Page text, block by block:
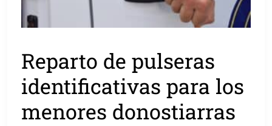
Reparto de pulseras
identificativas para los
menores donostiarras